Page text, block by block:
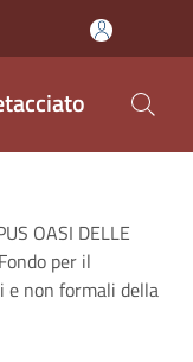
OASI DELLE
per il
non formali della